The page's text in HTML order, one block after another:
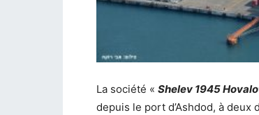
La société « Shelev 1945
depuis le port d’Ashdod, à